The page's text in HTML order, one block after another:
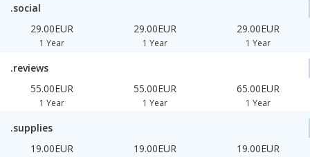
.social
29.00EUR
1 Year
29.00EUR
1 Year
29.00EUR
1 Year
.reviews
55.00EUR
1 Year
55.00EUR
1 Year
65.00EUR
1 Year
.supplies
19.00EUR
19.00EUR 19.00EUR